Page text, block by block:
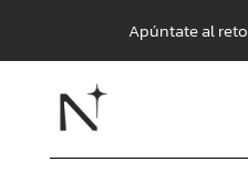
Apúntate al reto